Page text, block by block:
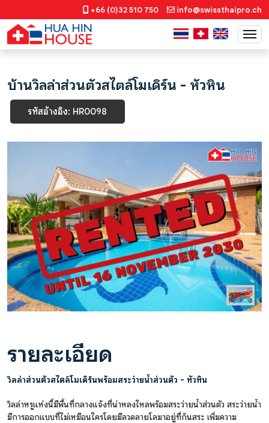
+66 (0)32 510 750 info@swissthaipro.ch
บ้านวิลล่าส่วนตัวสไตล์โมเดิร์น - หัวหิน
รหัสอ้างอิง: HR0098
Previous Next
รายละเอียด
วิลล่าส่วนตัวสไตล์โมเดิร์นพร้อมสระว่ายน้ำส่วนตัว - หัวหิน
วิลล่าหรูแห่งนี้มีพื้นที่กลางแจ้งที่น่าหลงใหลพร้อมสระว่ายน้ำส่วนตัว สระว่ายน้ำ
มีการออกแบบที่ไม่เหมือนใครโดยมีลวดลายโลมาอยู่ที่ก้นสระ เพิ่มความ